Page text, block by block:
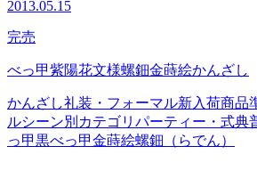
2013.05.15
完売
べっ甲紫陽花文様螺鈿金蒔絵かんざし
かんざし礼装・フォーマル新入荷商品
ルシーン別カテゴリ パーティー・式典
っ甲黒べっ甲金蒔絵螺鈿（らでん）